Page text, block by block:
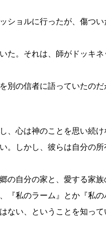
ョルに行ったが、傷つい
。それは、師がドッキネ
の信者に語っていたのだ
、心は神のことを思い続け
しかし、彼らは自分の所
自分の家と、愛する家族
私のラーム』とか『私の
い、ということを知って